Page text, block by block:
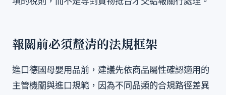
報關前必須釐清的法規框架
進口德國母嬰用品前，建議先依商品屬性確認適用的
主管機關與進口規範，因為不同品類的合規路徑差異